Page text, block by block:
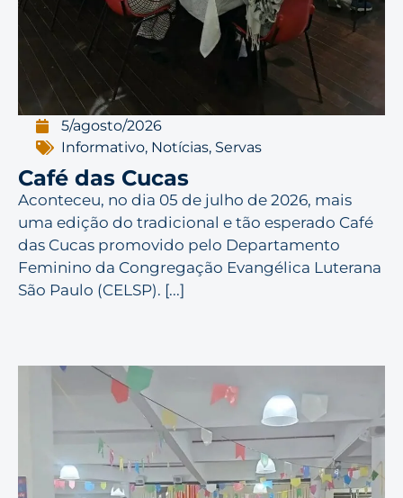
5/agosto/2026
Informativo, Notícias, Servas
Café das Cucas
Aconteceu, no dia 05 de julho de 2026, mais
uma edição do tradicional e tão esperado Café
das Cucas promovido pelo Departamento
Feminino da Congregação Evangélica Luterana
São Paulo (CELSP). [...]